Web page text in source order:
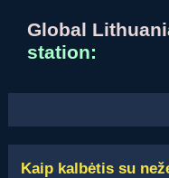
Global
station:
Kaip kalbėtis su